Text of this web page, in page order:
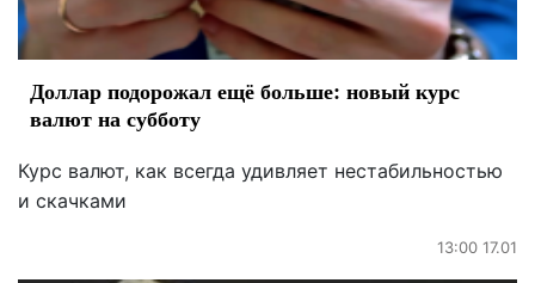
Доллар подорожал ещё больше: новый курс
валют на субботу
Курс валют, как всегда удивляет нестабильностью
и скачками
13:00 17.01